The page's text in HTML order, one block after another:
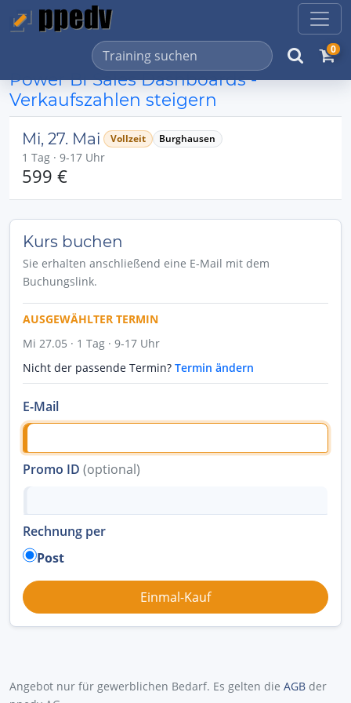
0
Power BI Sales Dashboards -
Verkaufszahlen steigern
Mi, 27. Mai Vollzeit Burghausen
1 Tag · 9-17 Uhr
599 €
Kurs buchen
Sie erhalten anschließend eine E-Mail mit dem
Buchungslink.
AUSGEWÄHLTER TERMIN
Mi 27.05 · 1 Tag · 9-17 Uhr
Nicht der passende Termin? Termin ändern
E-Mail
Promo ID (optional)
Rechnung per
Post
Angebot nur für gewerblichen Bedarf. Es gelten die AGB der